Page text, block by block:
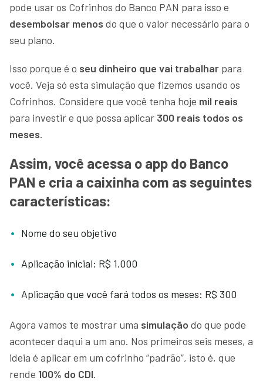
pode usar os Cofrinhos do Banco PAN para isso e
desembolsar menos do que o valor necessário para o
seu plano.
Isso porque é o seu dinheiro que vai trabalhar para
você. Veja só esta simulação que fizemos usando os
Cofrinhos. Considere que você tenha hoje mil reais
para investir e que possa aplicar 300 reais todos os
meses.
Assim, você acessa o app do Banco
PAN e cria a caixinha com as seguintes
características:
Nome do seu objetivo
Aplicação inicial: R$ 1.000
Aplicação que você fará todos os meses: R$ 300
Agora vamos te mostrar uma simulação do que pode
acontecer daqui a um ano. Nos primeiros seis meses, a
ideia é aplicar em um cofrinho “padrão”, isto é, que
rende 100% do CDI.